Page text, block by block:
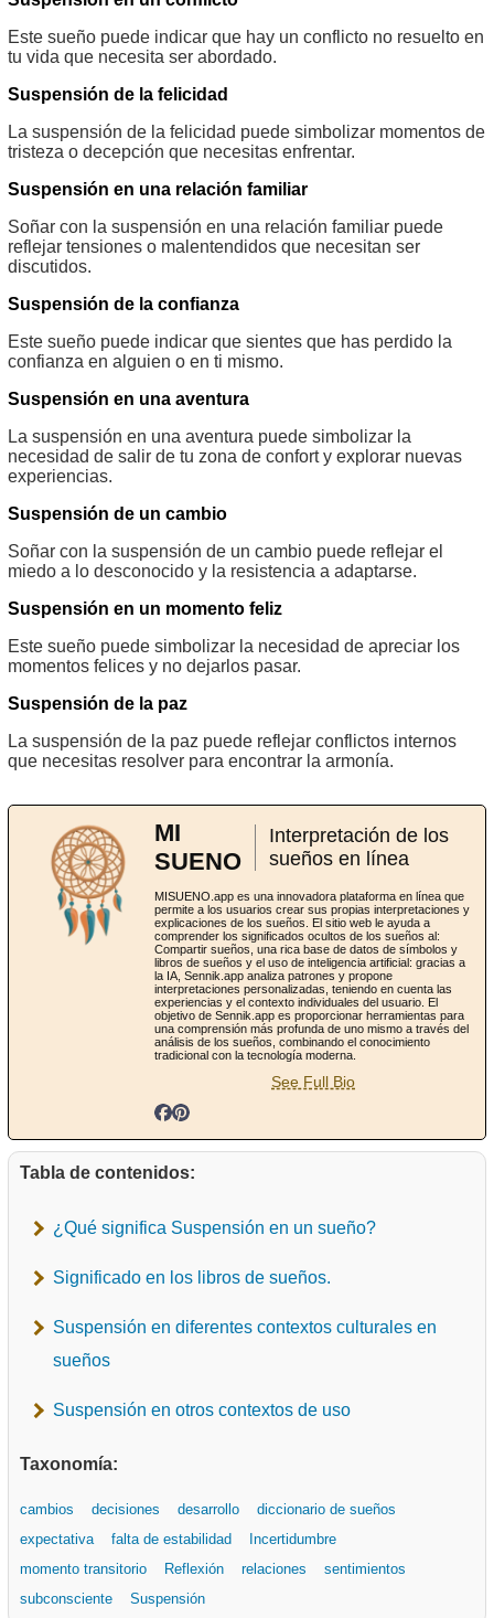
Este sueño puede indicar que hay un conflicto no resuelto en
tu vida que necesita ser abordado.
Suspensión de la felicidad
La suspensión de la felicidad puede simbolizar momentos de
tristeza o decepción que necesitas enfrentar.
Suspensión en una relación familiar
Soñar con la suspensión en una relación familiar puede
reflejar tensiones o malentendidos que necesitan ser
discutidos.
Suspensión de la confianza
Este sueño puede indicar que sientes que has perdido la
confianza en alguien o en ti mismo.
Suspensión en una aventura
La suspensión en una aventura puede simbolizar la
necesidad de salir de tu zona de confort y explorar nuevas
experiencias.
Suspensión de un cambio
Soñar con la suspensión de un cambio puede reflejar el
miedo a lo desconocido y la resistencia a adaptarse.
Suspensión en un momento feliz
Este sueño puede simbolizar la necesidad de apreciar los
momentos felices y no dejarlos pasar.
Suspensión de la paz
La suspensión de la paz puede reflejar conflictos internos
que necesitas resolver para encontrar la armonía.
MI
SUENO
Interpretación de los
sueños en línea
MISUENO.app es una innovadora plataforma en línea que
permite a los usuarios crear sus propias interpretaciones y
explicaciones de los sueños. El sitio web le ayuda a
comprender los significados ocultos de los sueños al:
Compartir sueños, una rica base de datos de símbolos y
libros de sueños y el uso de inteligencia artificial: gracias a
la IA, Sennik.app analiza patrones y propone
interpretaciones personalizadas, teniendo en cuenta las
experiencias y el contexto individuales del usuario. El
objetivo de Sennik.app es proporcionar herramientas para
una comprensión más profunda de uno mismo a través del
análisis de los sueños, combinando el conocimiento
tradicional con la tecnología moderna.
See Full Bio
Tabla de contenidos:
¿Qué significa Suspensión en un sueño?
Significado en los libros de sueños.
Suspensión en diferentes contextos culturales en
sueños
Suspensión en otros contextos de uso
Taxonomía:
cambios decisiones desarrollo
diccionario de sueños
expectativa
falta de estabilidad
Incertidumbre
momento transitorio
Reflexión relaciones
sentimientos
subconsciente
Suspensión